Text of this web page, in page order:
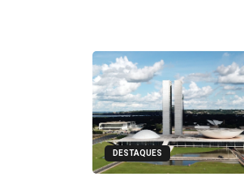
DESTAQUES